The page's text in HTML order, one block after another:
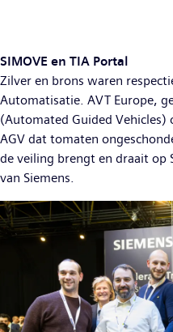
SIMOVE en TIA Portal
Zilver en brons waren
Automatisatie. AVT Europe,
(Automated Guided
AGV dat tomaten
de veiling brengt en draait op
van Siemens.